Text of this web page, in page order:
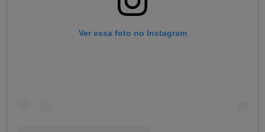
Ver essa foto no Instagram